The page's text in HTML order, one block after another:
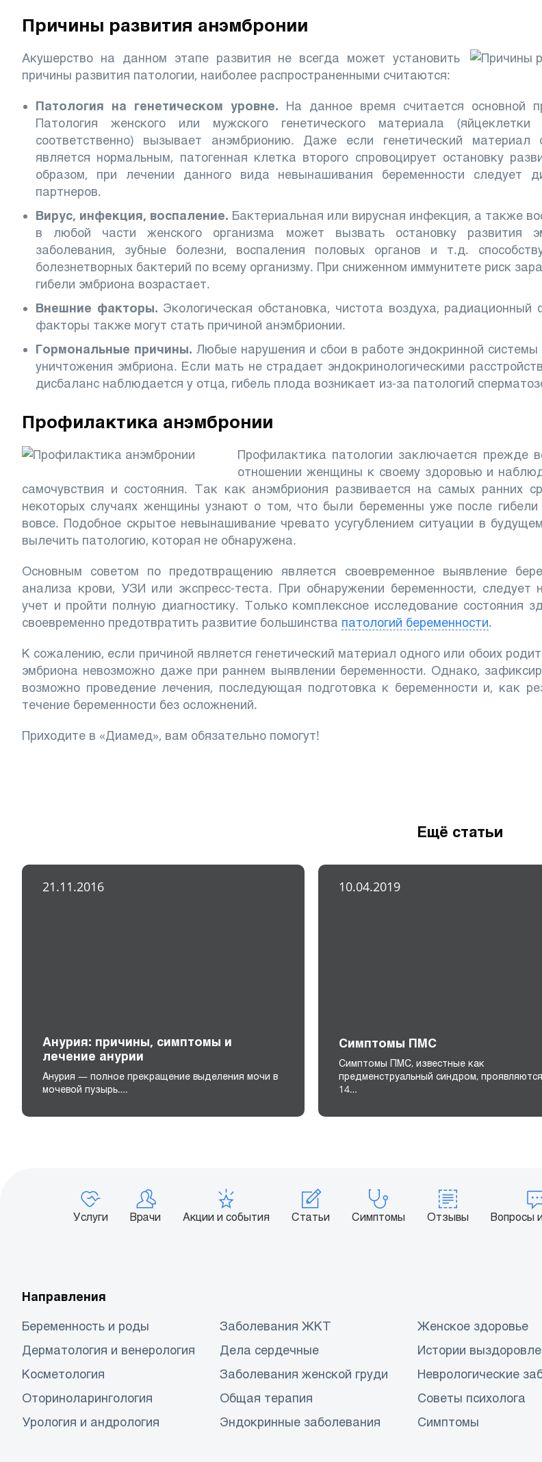
Причины развития анэмбронии
Акушерство на данном этапе развития не всегда может установить
причины развития патологии, наиболее распространенными считаются:
Патология на генетическом уровне. На данное время считается основной
Патология женского или мужского генетического материала (яйцеклетки
соответственно) вызывает анэмбрионию. Даже если генетический материал
является нормальным, патогенная клетка второго спровоцирует остановку
образом, при лечении данного вида невынашивания беременности следует
партнеров.
Вирус, инфекция, воспаление. Бактериальная или вирусная инфекция, а также
в любой части женского организма может вызвать остановку развития
заболевания, зубные болезни, воспаления половых органов и т.д.
болезнетворных бактерий по всему организму. При сниженном иммунитете риск
гибели эмбриона возрастает.
Внешние факторы. Экологическая обстановка, чистота воздуха,
факторы также могут стать причиной анэмбрионии.
Гормональные причины. Любые нарушения и сбои в работе эндокринной
уничтожения эмбриона. Если мать не страдает эндокринологическими
дисбаланс наблюдается у отца, гибель плода возникает из-за патологий
Профилактика анэмбронии
Профилактика патологии заключается прежде
отношении женщины к своему здоровью и
самочувствия и состояния. Так как анэмбриония развивается на самых ранних
некоторых случаях женщины узнают о том, что были беременны уже после
вовсе. Подобное скрытое невынашивание чревато усугублением ситуации в
вылечить патологию, которая не обнаружена.
Основным советом по предотвращению является своевременное выявление
анализа крови, УЗИ или экспресс-теста. При обнаружении беременности, следует
учет и пройти полную диагностику. Только комплексное исследование состояния
своевременно предотвратить развитие большинства патологий беременности.
К сожалению, если причиной является генетический материал одного или обоих
эмбриона невозможно даже при раннем выявлении беременности. Однако,
возможно проведение лечения, последующая подготовка к беременности и, как
течение беременности без осложнений.
Приходите в «Диамед», вам обязательно помогут!
Ещё статьи
21.11.2016
Анурия: причины, симптомы и
лечение анурии
Анурия — полное прекращение выделения мочи в
мочевой пузырь….
10.04.2019
Симптомы ПМС
Симптомы ПМС, известные как
предменструальный синдром,
14…
Услуги Врачи Акции и события Статьи Симптомы Отзывы Вопросы
Направления
Беременность и роды Заболевания ЖКТ
Женское здоровье
Дерматология и венерология
Дела сердечные
Истории
Косметология
Заболевания женской груди
Неврологические
Оториноларингология
Общая терапия
Советы психолога
Урология и андрология
Эндокринные заболевания Симптомы